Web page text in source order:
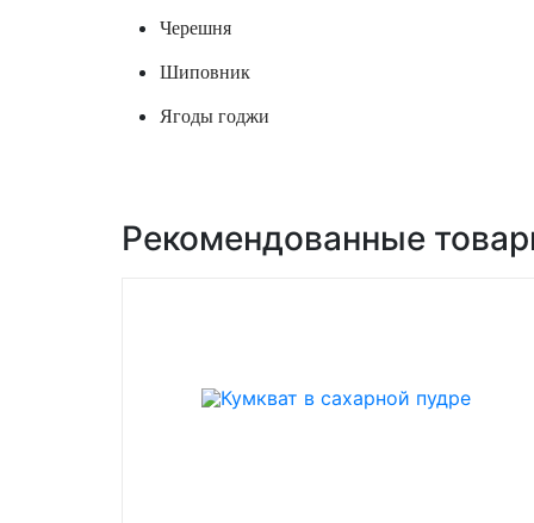
Черешня
Шиповник
Ягоды годжи
Рекомендованные